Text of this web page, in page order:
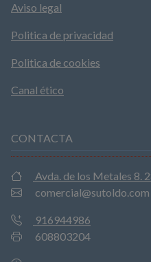
Aviso legal
Politica de privacidad
Politica de cookies
Canal ético
CONTACTA
Avda. de los Metales 8.
comercial@sutoldo.com
916944986
608803204